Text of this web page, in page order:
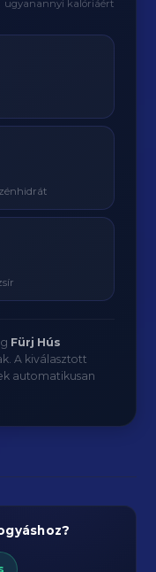
ugyanannyi kalóriáért
Fürj Hús
A kiválasztott
automatikusan